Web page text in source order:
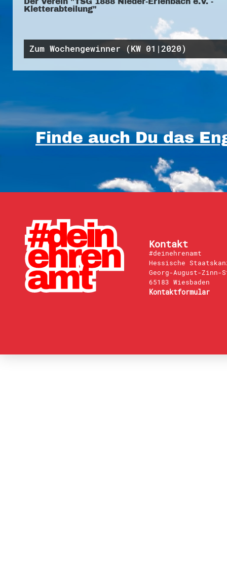
Kletterabteilung"
Zum Wochengewinner (KW 01|2020)
Finde auch Du das
Kontakt
#deinehrenamt
Hessische
Georg-August-Zinn-
65183 Wiesbaden
Kontaktformular